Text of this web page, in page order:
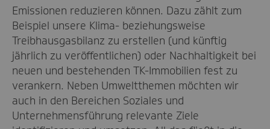
Emissionen reduzieren können. Dazu zählt zum
Beispiel unsere Klima- beziehungsweise
Treibhausgasbilanz zu erstellen (und künftig
jährlich zu veröffentlichen) oder Nachhaltigkeit bei
neuen und bestehenden TK-Immobilien fest zu
verankern. Neben Umweltthemen möchten wir
auch in den Bereichen Soziales und
Unternehmensführung relevante Ziele